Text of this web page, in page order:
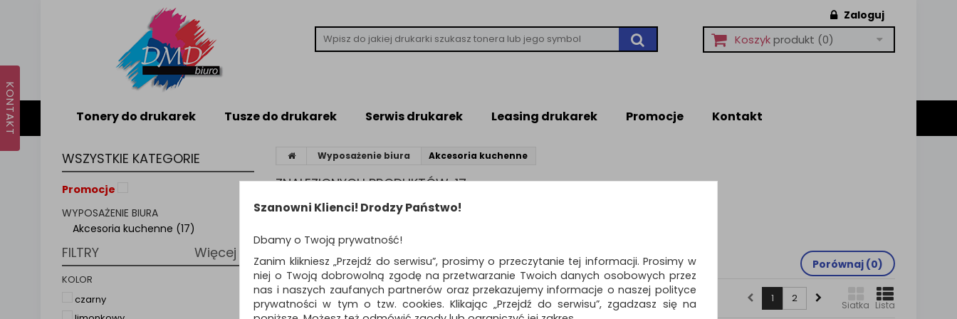
Zaloguj
Koszykprodukt (0)
Tonery do drukarek Tusze do drukarek Serwis drukarek Leasing drukarek Promocje Kontakt
WSZYSTKIE KATEGORIE
Promocje
WYPOSAŻENIE BIURA
Akcesoria kuchenne (17)
FILTRY Więcej
KOLOR
czarny
Wyposażenie biura Akcesoria kuchenne
ZNALEZIONYCH PRODUKTÓW: 17
Akcesoria kuchenne Porównaj (0)
Sortuj po Standardowe Pokaż 12 produktów
Siatka Lista
1 2
Szanowni Klienci! Drodzy Państwo!
Dbamy o Twoją prywatność!
Zanim klikniesz „Przejdź do serwisu”, prosimy o przeczytanie tej informacji. Prosimy w
niej o Twoją dobrowolną zgodę na przetwarzanie Twoich danych osobowych przez
nas i naszych zaufanych partnerów oraz przekazujemy informacje o naszej polityce
prywatności w tym o tzw. cookies. Klikając „Przejdź do serwisu”, zgadzasz się na